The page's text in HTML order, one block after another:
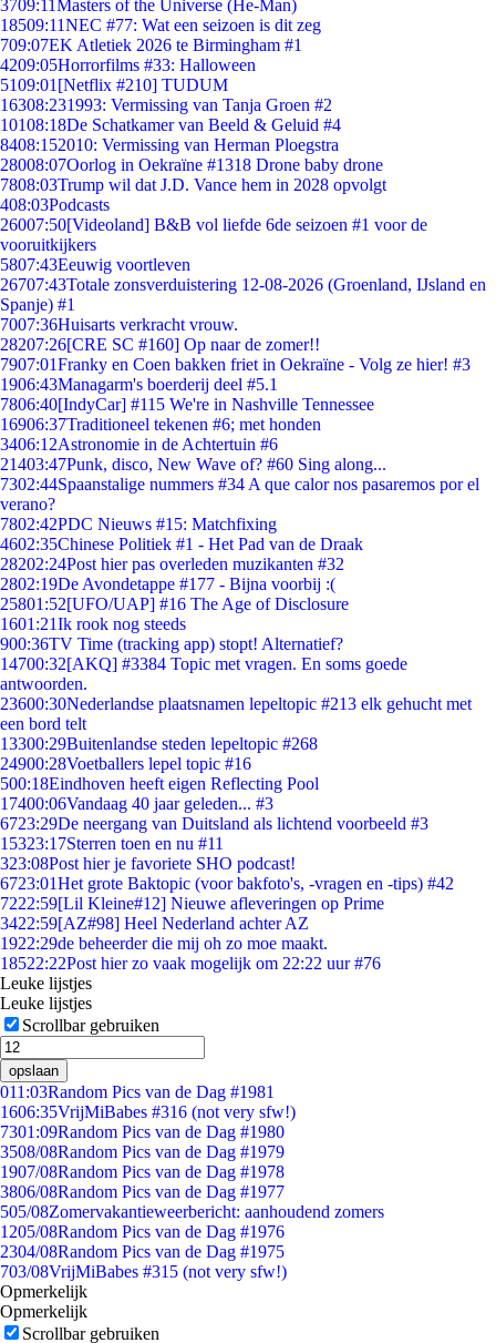
3709:11Masters of the Universe (He-Man)
18509:11NEC #77: Wat een seizoen is dit zeg
709:07EK Atletiek 2026 te Birmingham #1
4209:05Horrorfilms #33: Halloween
5109:01 [Netflix #210] TUDUM
16308:231993: Vermissing van Tanja Groen #2
10108:18De Schatkamer van Beeld & Geluid #4
8408:152010: Vermissing van Herman Ploegstra
28008:07Oorlog in Oekraïne #1318 Drone baby drone
7808:03Trump wil dat J.D. Vance hem in 2028 opvolgt
408:03Podcasts
26007:50[Videoland] B&B vol liefde 6de seizoen #1 voor de
vooruitkijkers
5807:43Eeuwig voortleven
26707:43Totale zonsverduistering 12-08-2026 (Groenland, IJsland en
Spanje) #1
7007:36Huisarts verkracht vrouw.
28207:26[CRE SC #160] Op naar de zomer!!
7907:01Franky en Coen bakken friet in Oekraïne - Volg ze hier! #3
1906:43Managarm's boerderij deel #5.1
7806:40[IndyCar] #115 We're in Nashville Tennessee
16906:37Traditioneel tekenen #6; met honden
3406:12Astronomie in de Achtertuin #6
21403:47Punk, disco, New Wave of? #60 Sing along...
7302:44Spaanstalige nummers #34 A que calor nos pasaremos por el
verano?
7802:42PDC Nieuws #15: Matchfixing
4602:35Chinese Politiek #1 - Het Pad van de Draak
28202:24Post hier pas overleden muzikanten #32
2802:19De Avondetappe #177 - Bijna voorbij :(
25801:52[UFO/UAP] #16 The Age of Disclosure
1601:21Ik rook nog steeds
900:36TV Time (tracking app) stopt! Alternatief?
14700:32[AKQ] #3384 Topic met vragen. En soms goede
antwoorden.
23600:30Nederlandse plaatsnamen lepeltopic #213 elk gehucht met
een bord telt
13300:29Buitenlandse steden lepeltopic #268
24900:28Voetballers lepel topic #16
500:18Eindhoven heeft eigen Reflecting Pool
17400:06Vandaag 40 jaar geleden... #3
6723:29De neergang van Duitsland als lichtend voorbeeld #3
15323:17Sterren toen en nu #11
323:08Post hier je favoriete SHO podcast!
6723:01Het grote Baktopic (voor bakfoto's, -vragen en -tips) #42
7222:59[Lil Kleine#12] Nieuwe afleveringen op Prime
3422:59[AZ#98] Heel Nederland achter AZ
1922:29de beheerder die mij oh zo moe maakt.
18522:22Post hier zo vaak mogelijk om 22:22 uur #76
Leuke lijstjes
Leuke lijstjes
Scrollbar gebruiken
opslaan
011:03Random Pics van de Dag #1981
1606:35VrijMiBabes #316 (not very sfw!)
7301:09Random Pics van de Dag #1980
3508/08Random Pics van de Dag #1979
1907/08Random Pics van de Dag #1978
3806/08Random Pics van de Dag #1977
505/08Zomervakantieweerbericht: aanhoudend zomers
1205/08Random Pics van de Dag #1976
2304/08Random Pics van de Dag #1975
703/08VrijMiBabes #315 (not very sfw!)
Opmerkelijk
Opmerkelijk
Scrollbar gebruiken